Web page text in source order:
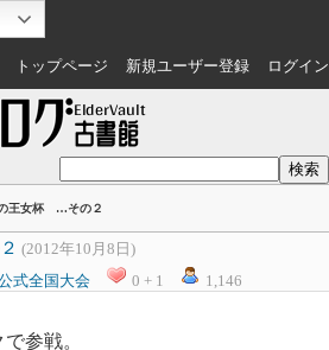
トップページ 新規ユーザー登録 ログイン
王女杯 …その２
(2012年10月8日)
式全国大会 0 + 1 1,146
参戦。